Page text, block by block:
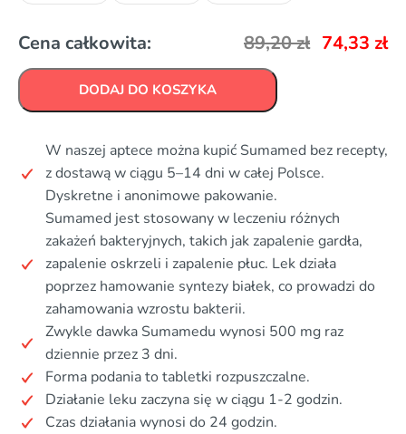
Cena całkowita: 89,20zł 74,33 zł
DODAJ DO KOSZYKA
W naszej aptece można kupić Sumamed bez recepty,
z dostawą w ciągu 5–14 dni w całej Polsce.
Dyskretne i anonimowe pakowanie.
Sumamed jest stosowany w leczeniu różnych
zakażeń bakteryjnych, takich jak zapalenie gardła,
zapalenie oskrzeli i zapalenie płuc. Lek działa
poprzez hamowanie syntezy białek, co prowadzi do
zahamowania wzrostu bakterii.
Zwykle dawka Sumamedu wynosi 500 mg raz
dziennie przez 3 dni.
Forma podania to tabletki rozpuszczalne.
Działanie leku zaczyna się w ciągu 1-2 godzin.
Czas działania wynosi do 24 godzin.